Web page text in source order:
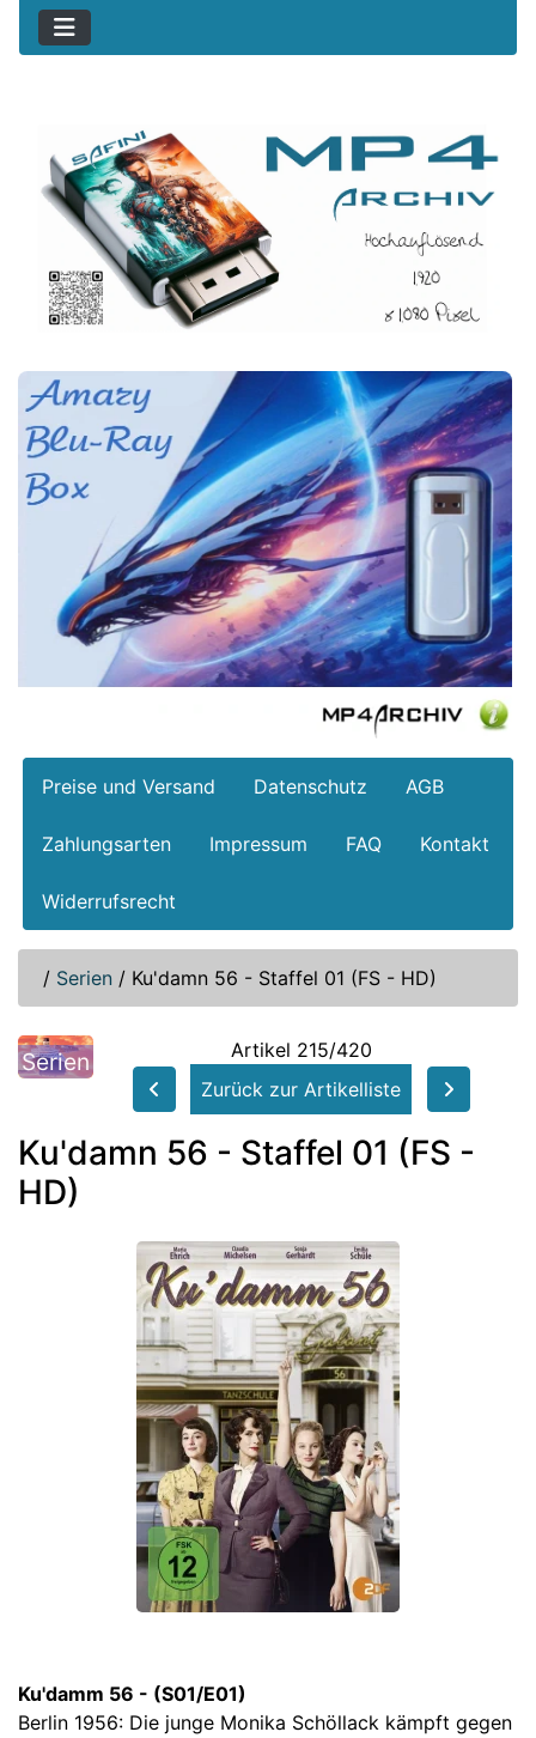
Preise und Versand Datenschutz AGB
Zahlungsarten Impressum FAQ Kontakt
Widerrufsrecht
/ Serien / Ku'damn 56 - Staffel 01 (FS - HD)
Serien
Artikel 215/420
Zurück zur Artikelliste
Ku'damn 56 - Staffel 01 (FS -
HD)
Ku'damm 56 - (S01/E01)
Berlin 1956: Die junge Monika Schöllack kämpft gegen